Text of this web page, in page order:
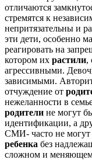
отличаются
стремятся к
непритязательны и
эти дети, особенно
реагировать на
котором их растили,
агрессивными.
зависимыми.
отчуждение от
нежеланности в
родители не могут
идентификации, а
СМИ- часто не могут
ребенка без
сложном и